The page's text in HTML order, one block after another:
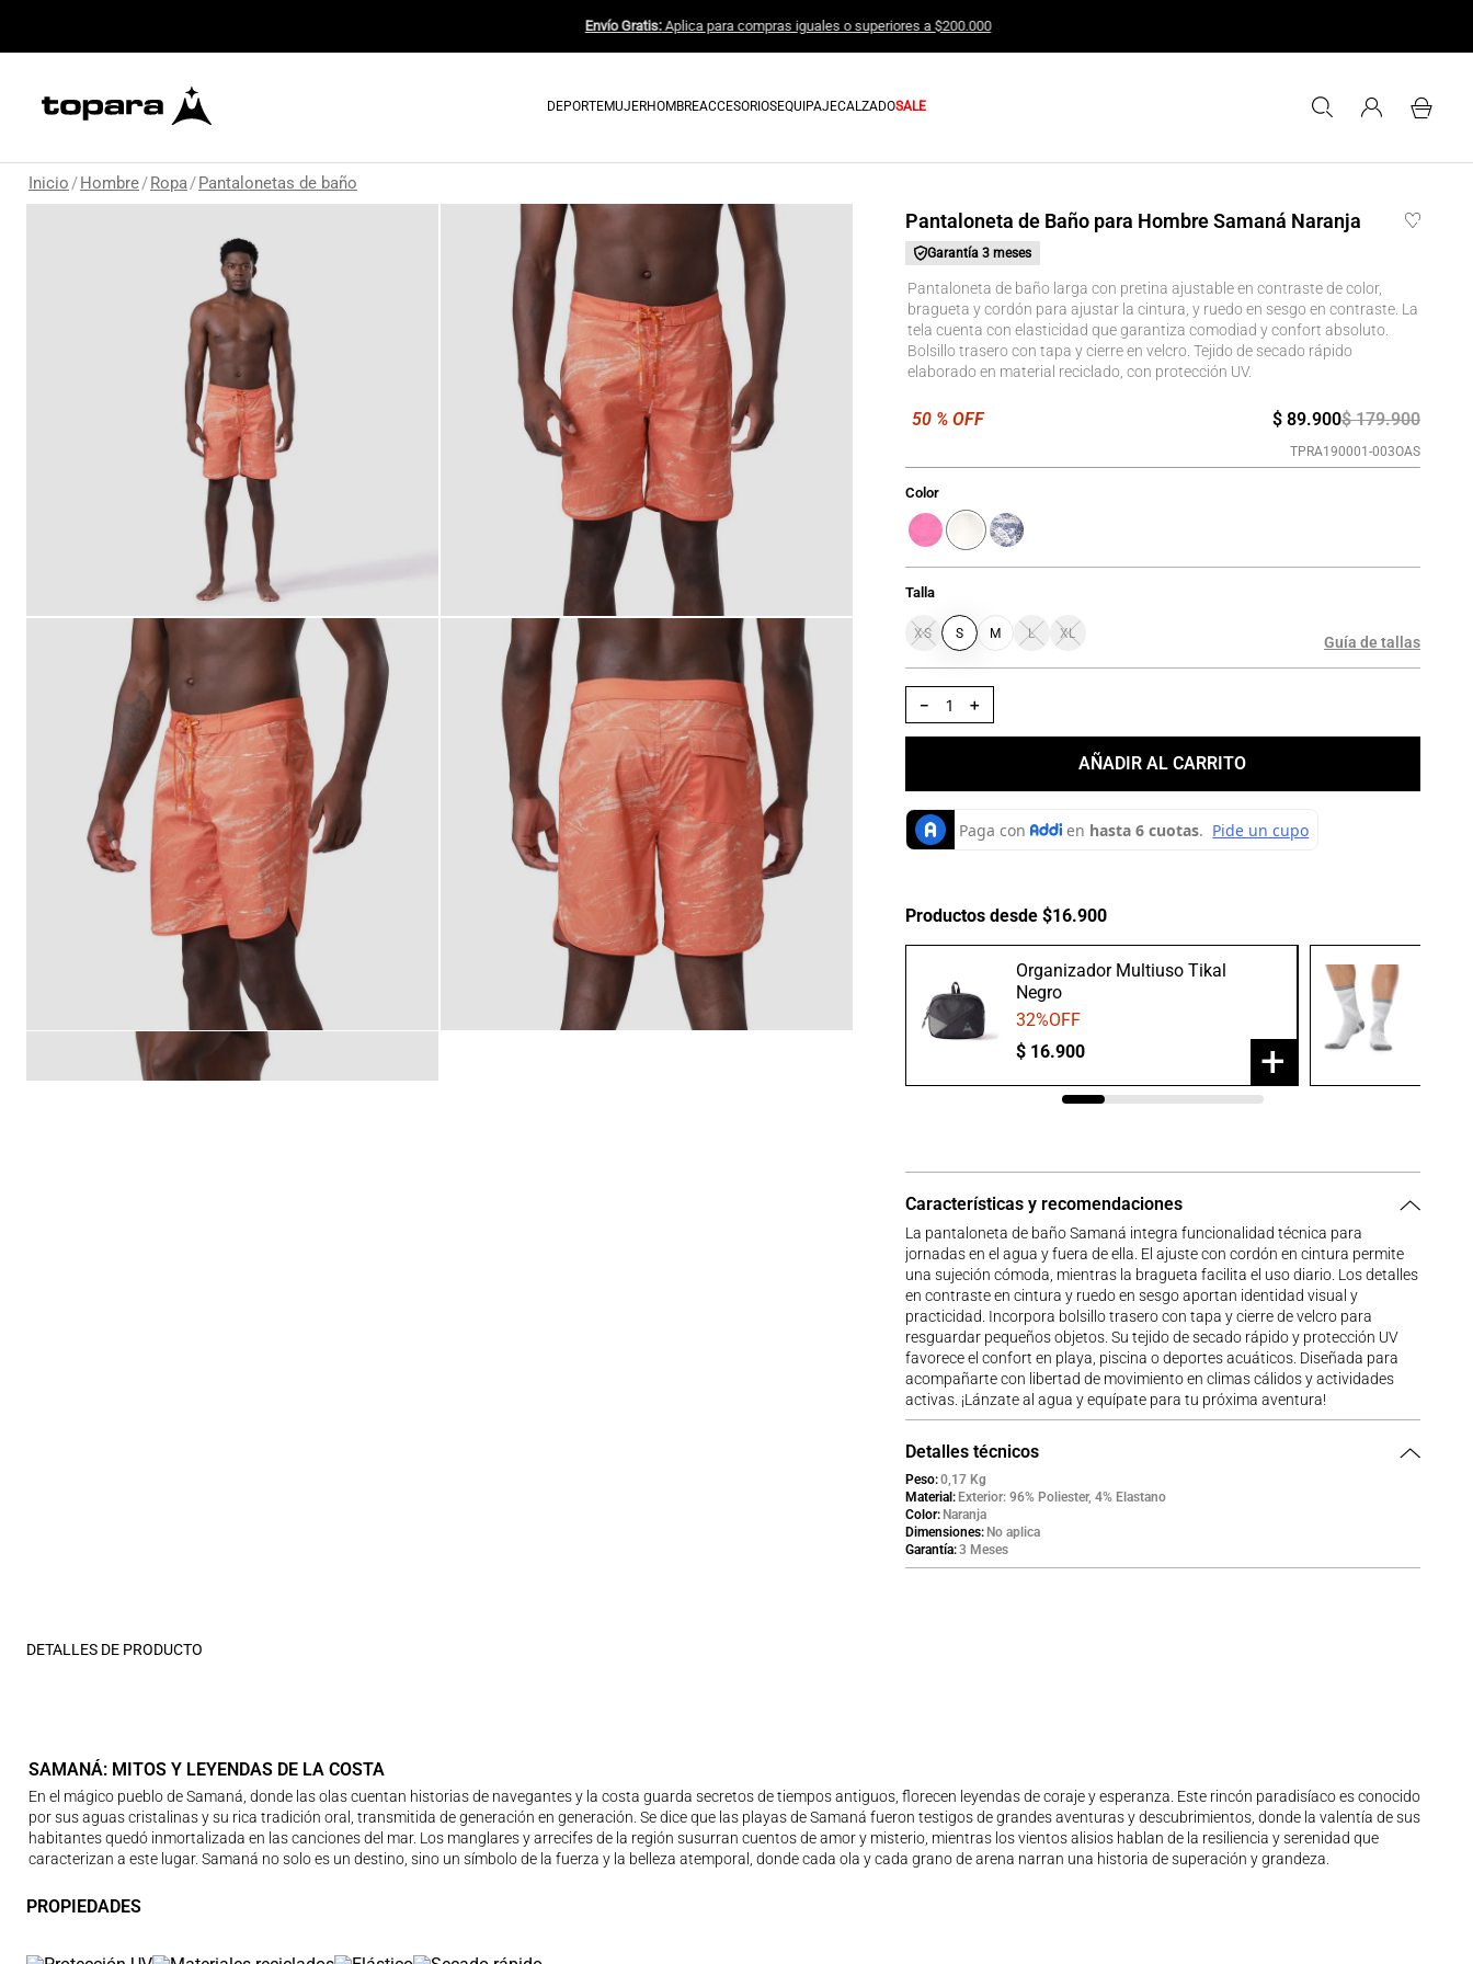
Envío Gratis:Aplica para compras iguales o superiores a $200.000
DEPORTEMUJERHOMBREACCESORIOSEQUIPAJECALZADOSALE
Inicio/Hombre/Ropa/Pantalonetas de baño
Pantaloneta de Baño para Hombre Samaná Naranja
Garantía 3 meses
Pantaloneta de baño larga con pretina ajustable en contraste de color,
bragueta y cordón para ajustar la cintura, y ruedo en sesgo en contraste. La
tela cuenta con elasticidad que garantiza comodiad y confort absoluto.
Bolsillo trasero con tapa y cierre en velcro. Tejido de secado rápido
elaborado en material reciclado, con protección UV.
$ 179.900
$ 89.900
TPRA190001-003OAS
Talla
XS S M L XL
Color
Guía de tallas
＋
－
AÑADIR AL CARRITO
Productos desde $16.900
Organizador Multiuso Tikal
Negro
32%OFF
$ 16.900 +
Características y recomendaciones
La pantaloneta de baño Samaná integra funcionalidad técnica para
jornadas en el agua y fuera de ella. El ajuste con cordón en cintura permite
una sujeción cómoda, mientras la bragueta facilita el uso diario. Los detalles
en contraste en cintura y ruedo en sesgo aportan identidad visual y
practicidad. Incorpora bolsillo trasero con tapa y cierre de velcro para
resguardar pequeños objetos. Su tejido de secado rápido y protección UV
favorece el confort en playa, piscina o deportes acuáticos. Diseñada para
acompañarte con libertad de movimiento en climas cálidos y actividades
activas. ¡Lánzate al agua y equípate para tu próxima aventura!
Detalles técnicos
Peso 0,17 Kg
Material
Exterior: 96% Poliester, 4% Elastano
Color Naranja
Dimensiones No aplica
Garantía 3 Meses
DETALLES DE PRODUCTO
SAMANÁ: MITOS Y LEYENDAS DE LA COSTA
En el mágico pueblo de Samaná, donde las olas cuentan historias de navegantes y la costa guarda secretos de tiempos antiguos, florecen leyendas de coraje y esperanza. Este rincón paradisíaco es conocido
por sus aguas cristalinas y su rica tradición oral, transmitida de generación en generación. Se dice que las playas de Samaná fueron testigos de grandes aventuras y descubrimientos, donde la valentía de sus
habitantes quedó inmortalizada en las canciones del mar. Los manglares y arrecifes de la región susurran cuentos de amor y misterio, mientras los vientos alisios hablan de la resiliencia y serenidad que
caracterizan a este lugar. Samaná no solo es un destino, sino un símbolo de la fuerza y la belleza atemporal, donde cada ola y cada grano de arena narran una historia de superación y grandeza.
PROPIEDADES